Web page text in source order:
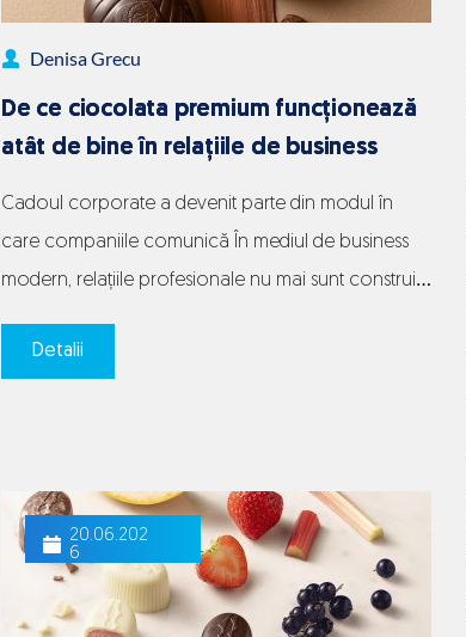
într-
răcoritor
Denisa Grecu
De ce ciocolata premium funcționează
atât de bine în relațiile de business
Cadoul corporate a devenit parte din modul în
care companiile comunică În mediul de business
modern, relațiile profesionale nu mai sunt construite
în care o companie reușește să transmită atenție,
ce
ciocolata
premium
funcționează
Detalii
20.06.202
6